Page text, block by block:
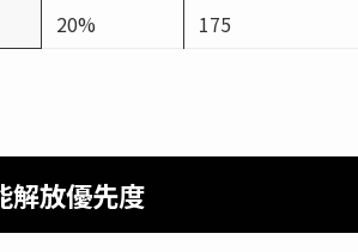
20% 175
解放優先度